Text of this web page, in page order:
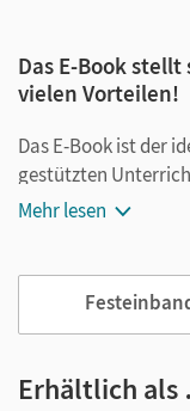
Das E-Book
vielen Vorteilen!
Das E-Book ist der
gestützten
Rucksäcke und ist
Notizen
Text ergänzen
Mehr lesen
Erhältlich